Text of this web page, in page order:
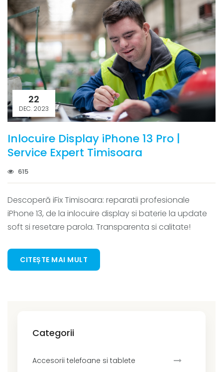
22
DEC. 2023
Inlocuire Display iPhone 13 Pro |
Service Expert Timisoara
615
Descoperă iFix Timisoara: reparatii profesionale
iPhone 13, de la inlocuire display si baterie la update
soft si resetare parola. Transparenta si calitate!
CITEȘTE MAI MULT
Categorii
Accesorii telefoane si tablete